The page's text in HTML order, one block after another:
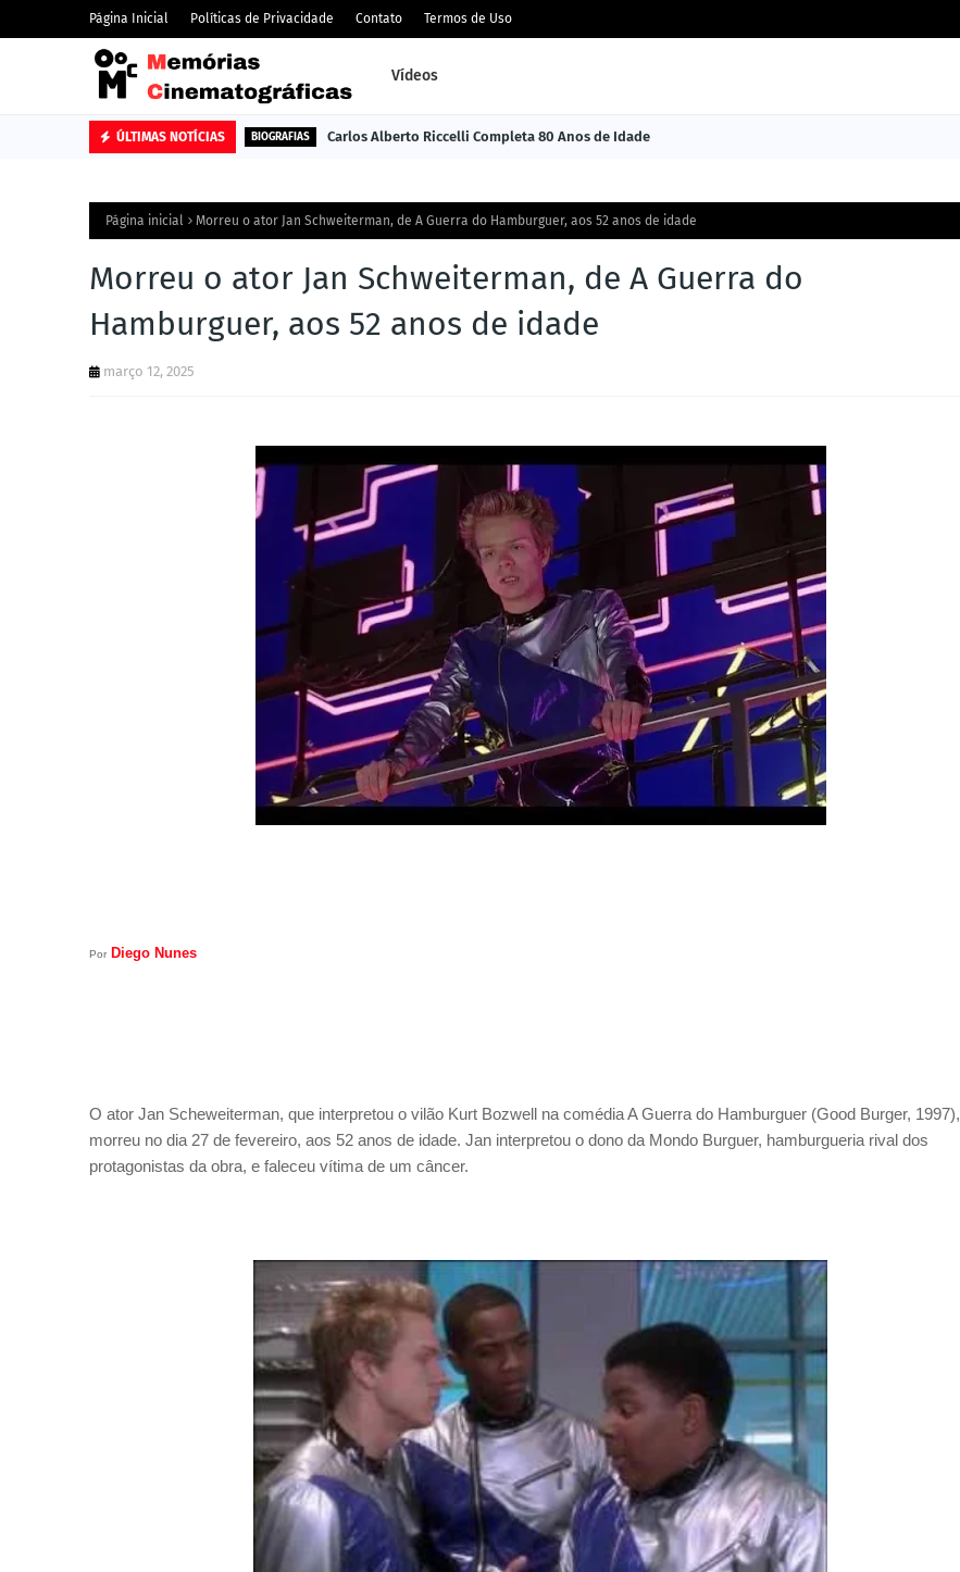
Página Inicial Políticas de Privacidade Contato Termos de Uso
Vídeos
ÚLTIMAS NOTÍCIAS BIOGRAFIAS Carlos Alberto Riccelli Completa 80 Anos de Idade
Página inicial Morreu o ator Jan Schweiterman, de A Guerra do Hamburguer, aos 52 anos de idade
Morreu o ator Jan Schweiterman, de A Guerra do
Hamburguer, aos 52 anos de idade
março 12, 2025
Por Diego Nunes
O ator Jan Scheweiterman, que interpretou o vilão Kurt Bozwell na comédia A Guerra do Hamburguer (Good Burger, 1997),
morreu no dia 27 de fevereiro, aos 52 anos de idade. Jan interpretou o dono da Mondo Burguer, hamburgueria rival dos
protagonistas da obra, e faleceu vítima de um câncer.